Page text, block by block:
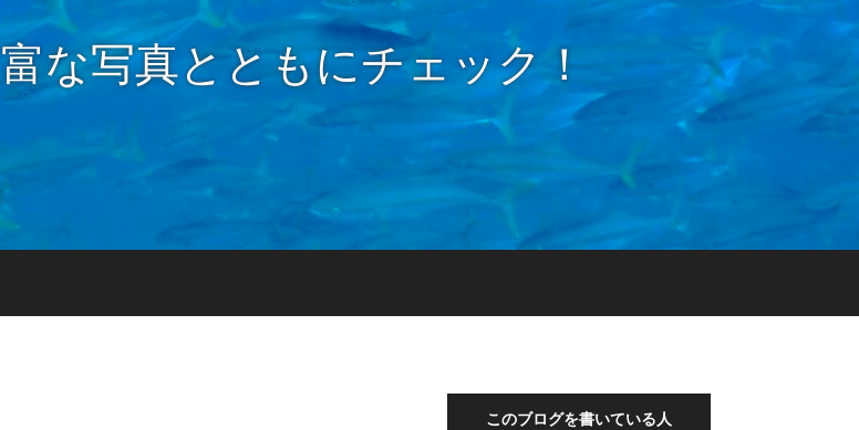
な写真とともにチェック！
このブログを書いている人